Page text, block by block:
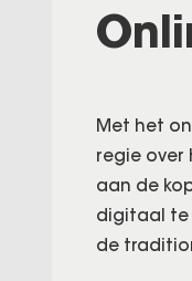
Met het
regie over
aan de
digitaal te
de